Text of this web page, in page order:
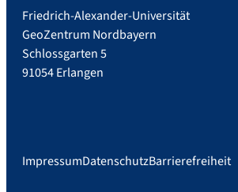
Friedrich-Alexander-Universität
GeoZentrum Nordbayern
Schlossgarten 5
91054 Erlangen
ImpressumDatenschutzBarrierefreiheit